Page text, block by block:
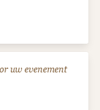
uw evenement